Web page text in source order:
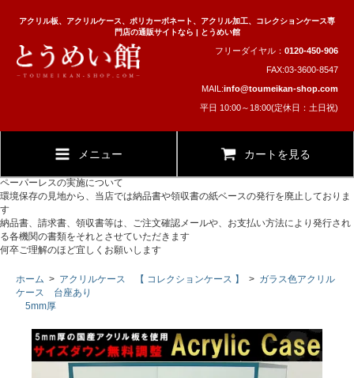
アクリル板、アクリルケース、ポリカーボネート、アクリル加工、コレクションケース専
門店の通販サイトなら | とうめい館
フリーダイヤル： 0120-450-906
FAX:03-3600-8547
MAIL:info@toumeikan-shop.com
平日 10:00～18:00(定休日：土日祝)
メニュー カートを見る
ペーパーレスの実施について
環境保存の見地から、当店では納品書や領収書の紙ベースの発行を廃止しておりま
す
納品書、請求書、領収書等は、ご注文確認メールや、お支払い方法により発行され
る各機関の書類をそれとさせていただきます
何卒ご理解のほど宜しくお願いします
ホーム > アクリルケース 【 コレクションケース 】 > ガラス色アクリル
ケース 台座あり
5mm厚